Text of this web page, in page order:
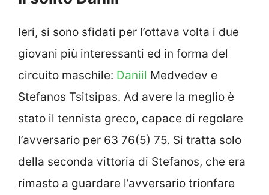
Ieri, si sono sfidati per l’ottava volta i due
giovani più interessanti ed in forma del
circuito maschile: Daniil Medvedev e
Stefanos Tsitsipas. Ad avere la meglio è
stato il tennista greco, capace di regolare
l’avversario per 63 76(5) 75. Si tratta solo
della seconda vittoria di Stefanos, che era
rimasto a guardare l’avversario trionfare